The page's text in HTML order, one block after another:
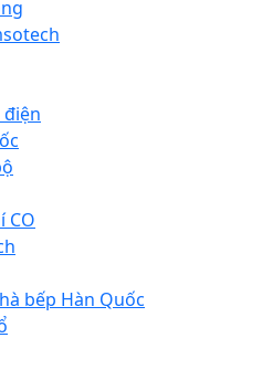
điện
CO
bếp Hàn Quốc